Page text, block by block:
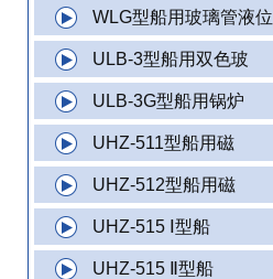
WLG型船用玻璃管液位
ULB-3型船用双色玻
ULB-3G型船用锅炉
UHZ-511型船用磁
UHZ-512型船用磁
UHZ-515 Ⅰ型船
UHZ-515 Ⅱ型船